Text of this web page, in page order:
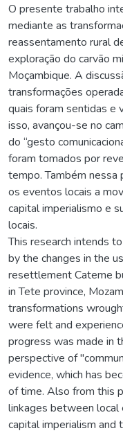
O presente trabalho
mediante as
reassentamento rural
exploração do carvão
Moçambique. A
transformações
quais foram sentidas e
isso, avançou-se no
do “gesto
foram tomados por
tempo. Também nessa
os eventos locais a
capital imperialismo e
locais.
This research intends
by the changes in the
resettlement Cateme
in Tete province,
transformations
were felt and
progress was made in
perspective of
evidence, which has
of time. Also from this
linkages between
capital imperialism and